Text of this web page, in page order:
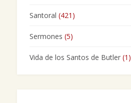
Santoral (421)
Sermones (5)
Vida de los Santos de Butler(1)